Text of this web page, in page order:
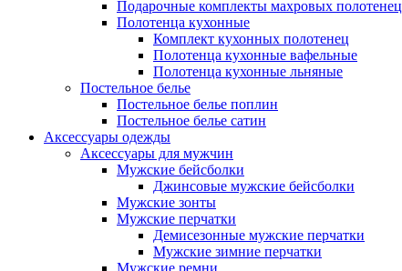
Подарочные комплекты махровых полотенец
Полотенца кухонные
Комплект кухонных полотенец
Полотенца кухонные вафельные
Полотенца кухонные льняные
Постельное белье
Постельное белье поплин
Постельное белье сатин
Аксессуары одежды
Аксессуары для мужчин
Мужские бейсболки
Джинсовые мужские бейсболки
Мужские зонты
Мужские перчатки
Демисезонные мужские перчатки
Мужские зимние перчатки
Мужские ремни